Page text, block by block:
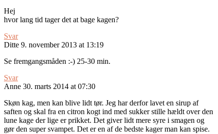
Hej
hvor lang tid tager det at bage kagen?
Svar
Ditte 9. november 2013 at 13:19
Se fremgangsmåden :-) 25-30 min.
Svar
Anne 30. marts 2014 at 07:30
Skøn kag, men kan blive lidt tør. Jeg har derfor lavet en sirup af
saften og skal fra en citron kogt ind med sukker stille hældt over den
lune kage der lige er prikket. Det giver lidt mere syre i smagen og
gør den super svampet. Det er en af de bedste kager man kan spise.